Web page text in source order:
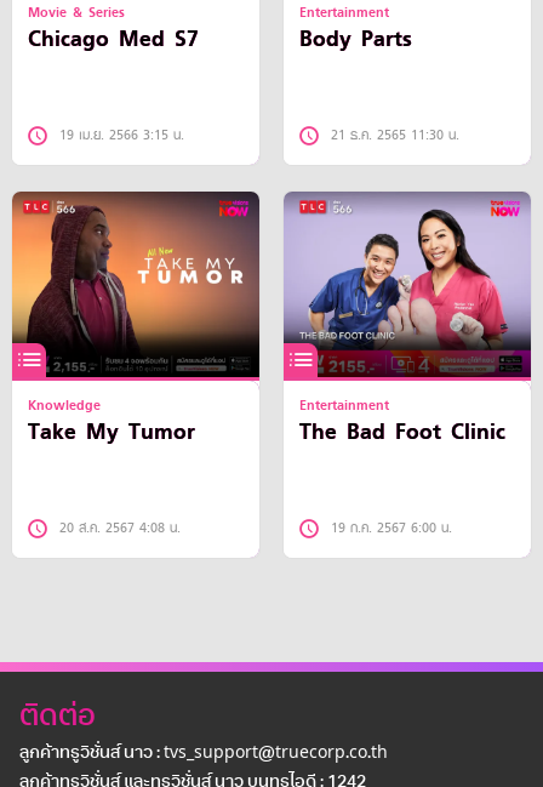
Movie & Series
Chicago Med S7
19 เม.ย. 2566 3:15 น.
Entertainment
Body Parts
21 ธ.ค. 2565 11:30 น.
Knowledge
Take My Tumor
20 ส.ค. 2567 4:08 น.
Entertainment
The Bad Foot Clinic
19 ก.ค. 2567 6:00 น.
ติดต่อ
ลูกค้าทรูวิชั่นส์ นาว : tvs_support@truecorp.co.th
ลูกค้าทรูวิชั่นส์ และทรูวิชั่นส์ นาว บนทรูไอดี : 1242